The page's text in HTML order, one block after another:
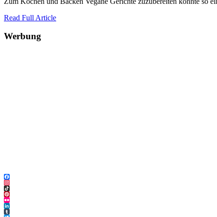
Read Full Article
Werbung
Facebook
Instagram
TikTok
Pinterest
Flickr
LinkedIn